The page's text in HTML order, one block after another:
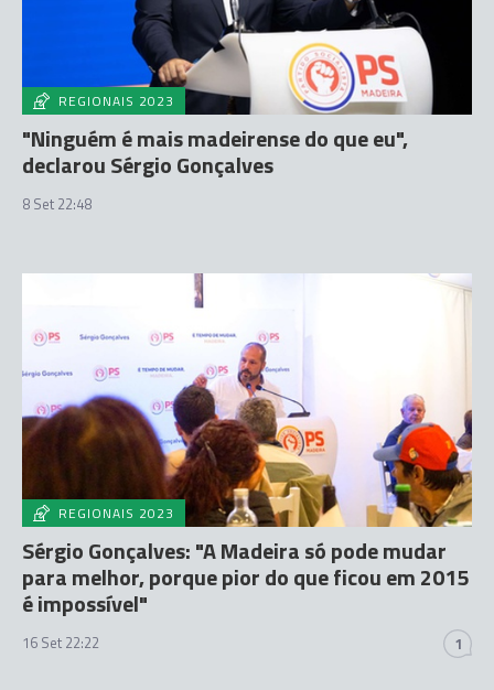
REGIONAIS 2023
"Ninguém é mais madeirense do que eu",
declarou Sérgio Gonçalves
8 Set 22:48
REGIONAIS 2023
Sérgio Gonçalves: "A Madeira só pode mudar
para melhor, porque pior do que ficou em 2015
é impossível"
16 Set 22:22 1